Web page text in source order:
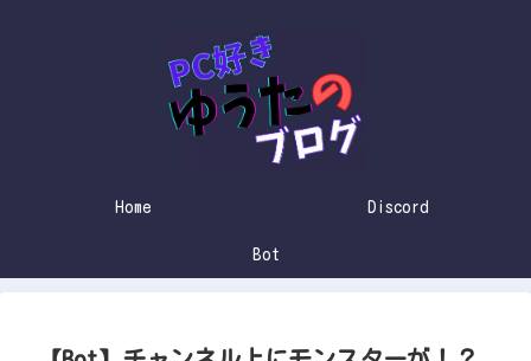
Home Discord
Bot